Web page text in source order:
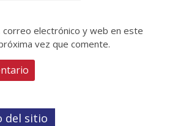
correo electrónico y web en este
vez que comente.
del sitio